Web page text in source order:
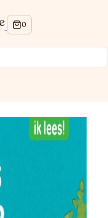
acties?
en ontvang
contact op te nemen, in